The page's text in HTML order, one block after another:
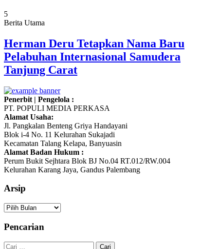
5
Berita Utama
Herman Deru Tetapkan Nama Baru
Pelabuhan Internasional Samudera
Tanjung Carat
Penerbit | Pengelola :
PT. POPULI MEDIA PERKASA
Alamat Usaha:
Jl. Pangkalan Benteng Griya Handayani
Blok i-4 No. 11 Kelurahan Sukajadi
Kecamatan Talang Kelapa, Banyuasin
Alamat Badan Hukum :
Perum Bukit Sejhtara Blok BJ No.04 RT.012/RW.004
Kelurahan Karang Jaya, Gandus Palembang
Arsip
Arsip
Pencarian
Cari